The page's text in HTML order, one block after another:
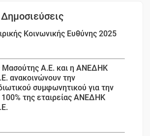
Κοινωνικής Ευθύνης 2025
Μασούτης Α.Ε. και η ΑΝΕΔΗΚ
ανακοινώνουν την
συμφωνητικού για την
της εταιρείας ΑΝΕΔΗΚ